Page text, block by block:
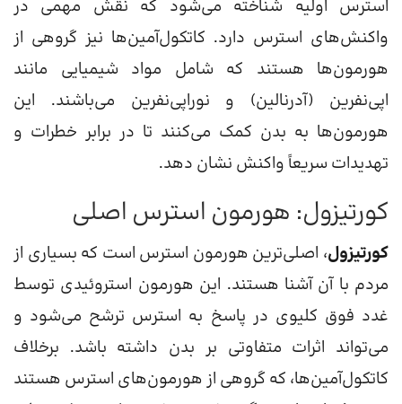
استرس اولیه شناخته می‌شود که نقش مهمی در
واکنش‌های استرس دارد. کاتکول‌آمین‌ها نیز گروهی از
هورمون‌ها هستند که شامل مواد شیمیایی مانند
اپی‌نفرین (آدرنالین) و نوراپی‌نفرین می‌باشند. این
هورمون‌ها به بدن کمک می‌کنند تا در برابر خطرات و
تهدیدات سریعاً واکنش نشان دهد.
کورتیزول: هورمون استرس اصلی
کورتیزول، اصلی‌ترین هورمون استرس است که بسیاری از
مردم با آن آشنا هستند. این هورمون استروئیدی توسط
غدد فوق کلیوی در پاسخ به استرس ترشح می‌شود و
می‌تواند اثرات متفاوتی بر بدن داشته باشد. برخلاف
کاتکول‌آمین‌ها، که گروهی از هورمون‌های استرس هستند